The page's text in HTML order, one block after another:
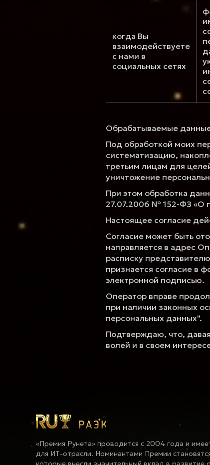
когда Вы
взаимодействуете
с нами в
социальных сетях
Обрабатываемые
Под обработкой моих
систематизацию,
третьим лицам для
уничтожение
При этом обработка
27.07.2006 № 152-ФЗ «О
Настоящее согласие
Согласие может быть
направляется в адрес
расписку
признается согласие в
электронной подписью.
Оператор вправе
при наличии законных
персональных данных".
Подтверждаю, что,
волей и в своем
«Премия Рунета» проводится с 2004 года и
для ИТ-отрасли. Номинантами Премии